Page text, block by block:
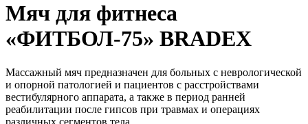
Мяч для фитнеса
«ФИТБОЛ-75» BRADEX
Массажный мяч предназначен для больных с неврологической
и опорной патологией и пациентов с расстройствами
вестибулярного аппарата, а также в период ранней
реабилитации после гипсов при травмах и операциях
различных сегментов тела.